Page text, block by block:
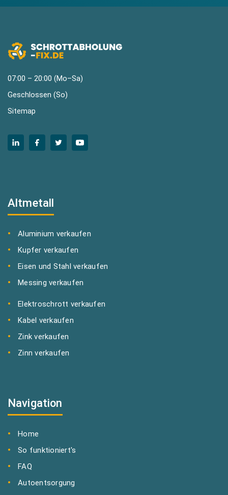
07:00 – 20:00 (Mo–Sa)
Geschlossen (So)
Sitemap
Altmetall
Aluminium verkaufen
Kupfer verkaufen
Eisen und Stahl verkaufen
Messing verkaufen
Elektroschrott verkaufen
Kabel verkaufen
Zink verkaufen
Zinn verkaufen
Navigation
Home
So funktioniert's
FAQ
Autoentsorgung